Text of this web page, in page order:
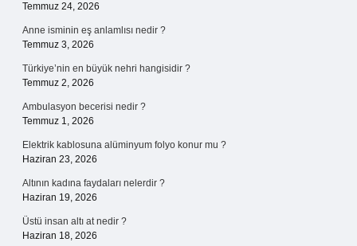
Temmuz 24, 2026
Anne isminin eş anlamlısı nedir ?
Temmuz 3, 2026
Türkiye’nin en büyük nehri hangisidir ?
Temmuz 2, 2026
Ambulasyon becerisi nedir ?
Temmuz 1, 2026
Elektrik kablosuna alüminyum folyo konur mu ?
Haziran 23, 2026
Altının kadına faydaları nelerdir ?
Haziran 19, 2026
Üstü insan altı at nedir ?
Haziran 18, 2026